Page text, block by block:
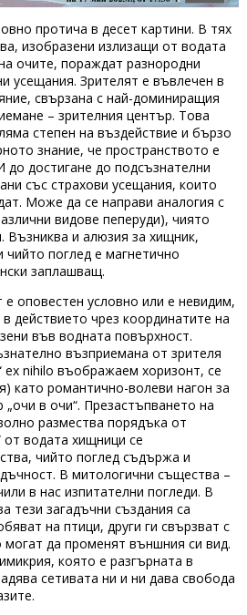
протича в десет картини. В тях
изобразени излизащи от водата
очите, пораждат разнородни
усещания. Зрителят е въвлечен в
свързана с най-доминиращия
– зрителния център. Това
степен на въздействие и бързо
знание, че пространството е
достигане до подсъзнателни
със страхови усещания, които
Може да се направи аналогия с
видове пеперуди), чиято
Възниква и алюзия за хищник,
поглед е магнетично
заплашващ.
оповестен условно или е невидим,
действието чрез координатите на
във водната повърхност.
възприемана от зрителя
ex nihilo въображаем хоризонт, се
като романтично-волеви нагон за
в очи“. Презастъпването на
размества порядъка от
водата хищници се
чийто поглед съдържа и
В митологични същества –
в нас изпитателни погледи. В
тези загадъчни създания са
на птици, други ги свързват с
да променят външния си вид.
която е разгърната в
сетивата ни и ни дава свобода